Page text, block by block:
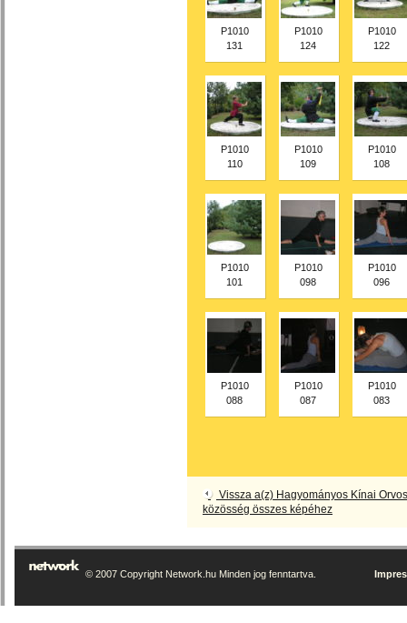
P1010
131
P1010
124
P1010
122
P1010
110
P1010
109
P1010
108
P1010
101
P1010
098
P1010
096
P1010
088
P1010
087
P1010
083
Vissza a(z) Hagyományos Kínai
közösség összes képéhez
© 2007 Copyright Network.hu Minden jog fenntartva.